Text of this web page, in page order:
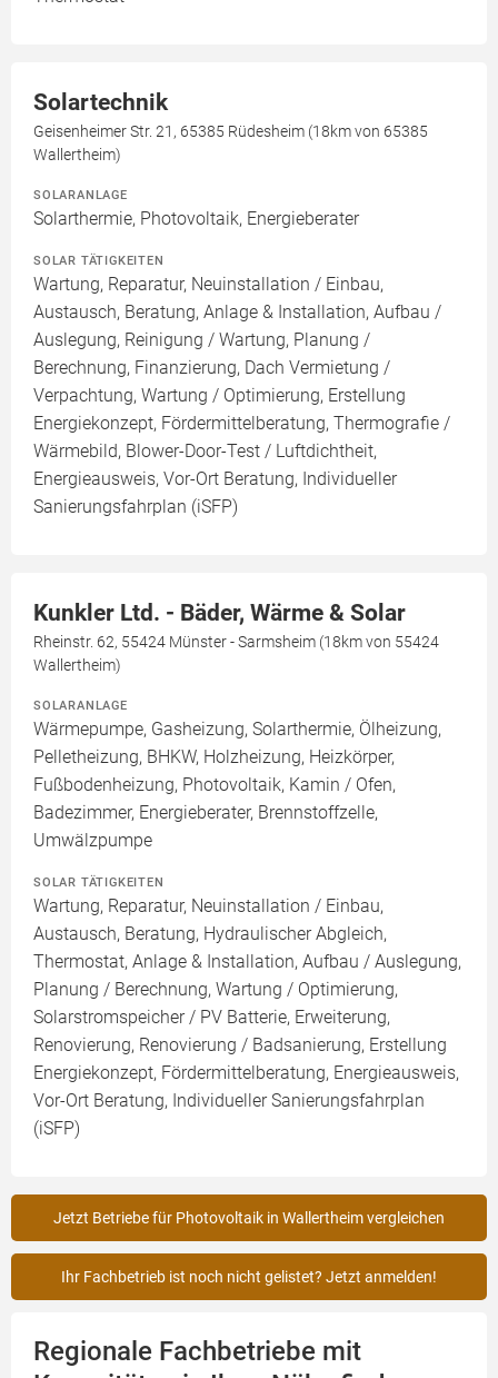
Solartechnik
Geisenheimer Str. 21, 65385 Rüdesheim (18km von 65385
Wallertheim)
SOLARANLAGE
Solarthermie, Photovoltaik, Energieberater
SOLAR TÄTIGKEITEN
Wartung, Reparatur, Neuinstallation / Einbau,
Austausch, Beratung, Anlage & Installation, Aufbau /
Auslegung, Reinigung / Wartung, Planung /
Berechnung, Finanzierung, Dach Vermietung /
Verpachtung, Wartung / Optimierung, Erstellung
Energiekonzept, Fördermittelberatung, Thermografie /
Wärmebild, Blower-Door-Test / Luftdichtheit,
Energieausweis, Vor-Ort Beratung, Individueller
Sanierungsfahrplan (iSFP)
Kunkler Ltd. - Bäder, Wärme & Solar
Rheinstr. 62, 55424 Münster - Sarmsheim (18km von 55424
Wallertheim)
SOLARANLAGE
Wärmepumpe, Gasheizung, Solarthermie, Ölheizung,
Pelletheizung, BHKW, Holzheizung, Heizkörper,
Fußbodenheizung, Photovoltaik, Kamin / Ofen,
Badezimmer, Energieberater, Brennstoffzelle,
Umwälzpumpe
SOLAR TÄTIGKEITEN
Wartung, Reparatur, Neuinstallation / Einbau,
Austausch, Beratung, Hydraulischer Abgleich,
Thermostat, Anlage & Installation, Aufbau / Auslegung,
Planung / Berechnung, Wartung / Optimierung,
Solarstromspeicher / PV Batterie, Erweiterung,
Renovierung, Renovierung / Badsanierung, Erstellung
Energiekonzept, Fördermittelberatung, Energieausweis,
Vor-Ort Beratung, Individueller Sanierungsfahrplan
(iSFP)
Jetzt Betriebe für Photovoltaik in Wallertheim vergleichen
Ihr Fachbetrieb ist noch nicht gelistet? Jetzt anmelden!
Regionale Fachbetriebe mit